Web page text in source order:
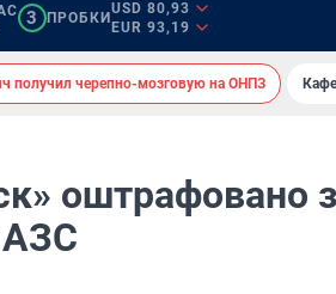
3 ПРОБКИ
USD 80,93
EUR 93,19
получил черепно-мозговую на ОНПЗ
оштрафовано